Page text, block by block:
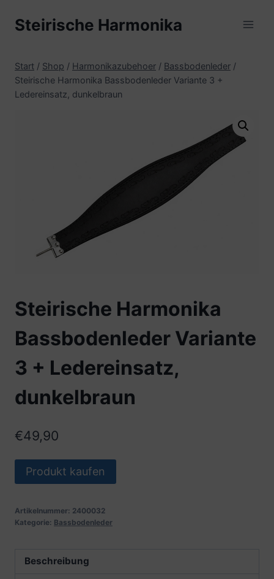
InhaltSteirische Harmonika
Start / Shop / Harmonikazubehoer / Bassbodenleder /
Steirische Harmonika Bassbodenleder Variante 3 +
Ledereinsatz, dunkelbraun
Steirische Harmonika
Bassbodenleder Variante
3 + Ledereinsatz,
dunkelbraun
€49,90
Produkt kaufen
Artikelnummer: 2400032
Kategorie: Bassbodenleder
Beschreibung